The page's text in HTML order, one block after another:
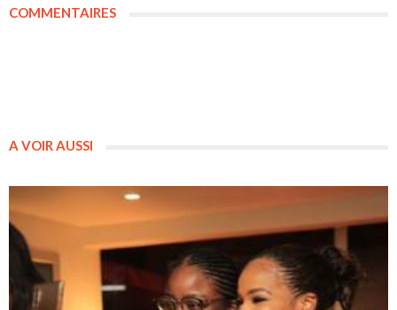
COMMENTAIRES
A VOIR AUSSI